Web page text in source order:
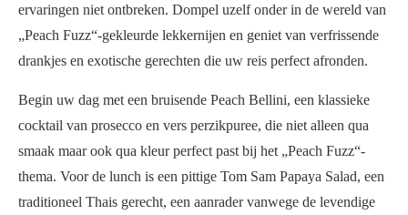
ervaringen niet ontbreken. Dompel uzelf onder in de wereld van
„Peach Fuzz“-gekleurde lekkernijen en geniet van verfrissende
drankjes en exotische gerechten die uw reis perfect afronden.
Begin uw dag met een bruisende Peach Bellini, een klassieke
cocktail van prosecco en vers perzikpuree, die niet alleen qua
smaak maar ook qua kleur perfect past bij het „Peach Fuzz“-
thema. Voor de lunch is een pittige Tom Sam Papaya Salad, een
traditioneel Thais gerecht, een aanrader vanwege de levendige